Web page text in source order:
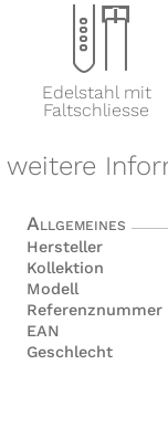
x
Edelstahl mit
Faltschliesse
weitere
Allgemeines
Hersteller
Kollektion
Modell
Referenznummer
EAN
Geschlecht